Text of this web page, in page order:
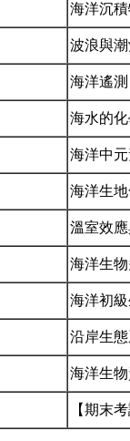
海洋沉
波浪與
海洋遙
海水的
海洋中
海洋生
溫室效
海洋生
海洋初
沿岸生
海洋生
【期末